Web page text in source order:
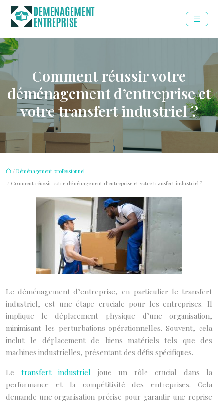
Comment réussir votre
déménagement d’entreprise et
votre transfert industriel ?
/ Déménagement professionnel
/ Comment réussir votre déménagement d’entreprise et votre transfert industriel ?
Le déménagement d’entreprise, en particulier le transfert
industriel, est une étape cruciale pour les entreprises. Il
implique le déplacement physique d’une organisation,
minimisant les perturbations opérationnelles. Souvent, cela
inclut le déplacement de biens matériels tels que des
machines industrielles, présentant des défis spécifiques.
Le transfert industriel joue un rôle crucial dans la
performance et la compétitivité des entreprises. Cela
demande une organisation précise pour garantir une reprise